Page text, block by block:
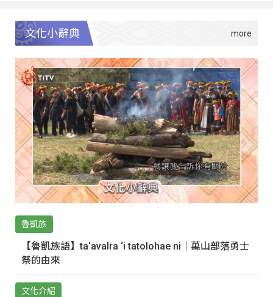
文化小辭典
魯凱族
【魯凱族語】ta‘avalra ‘i tatolohae ni｜萬山部落勇士
祭的由來
文化介紹